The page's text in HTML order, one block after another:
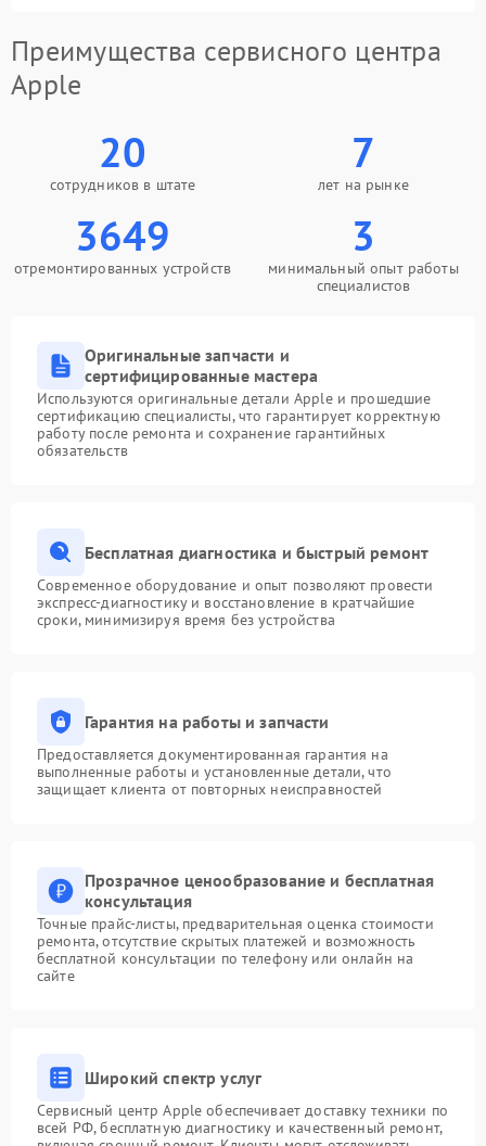
Преимущества сервисного центра
Apple
20
сотрудников в штате
7
лет на рынке
3649
отремонтированных устройств
3
минимальный опыт работы
специалистов
Оригинальные запчасти и
сертифицированные мастера
Используются оригинальные детали Apple и прошедшие
сертификацию специалисты, что гарантирует корректную
работу после ремонта и сохранение гарантийных
обязательств
Бесплатная диагностика и быстрый ремонт
Современное оборудование и опыт позволяют провести
экспресс-диагностику и восстановление в кратчайшие
сроки, минимизируя время без устройства
Гарантия на работы и запчасти
Предоставляется документированная гарантия на
выполненные работы и установленные детали, что
защищает клиента от повторных неисправностей
Прозрачное ценообразование и бесплатная
консультация
Точные прайс-листы, предварительная оценка стоимости
ремонта, отсутствие скрытых платежей и возможность
бесплатной консультации по телефону или онлайн на
сайте
Широкий спектр услуг
Сервисный центр Apple обеспечивает доставку техники по
всей РФ, бесплатную диагностику и качественный ремонт,